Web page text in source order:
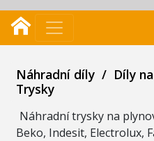
Náhradní díly / Díly
Trysky
Náhradní trysky na
Beko, Indesit, Electrolux,